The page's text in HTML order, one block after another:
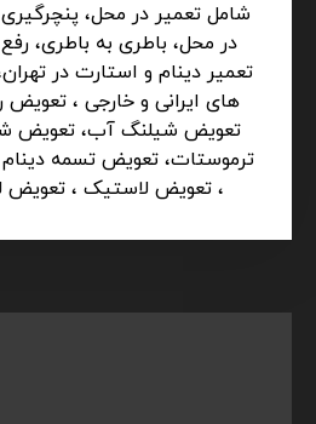
شامل تعمیر در محل،
در محل، باطری به باطری،
تعمیر دینام و استارت در
های ایرانی و خارجی ،
تعویض شیلنگ آب، تعویض
ترموستات، تعویض تسمه
، تعویض لاستیک ، تعویض